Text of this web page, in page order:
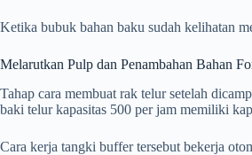
Ketika bubuk bahan baku sudah kelihatan
Melarutkan Pulp dan Penambahan Bahan
Tahap cara membuat rak telur setelah
baki telur kapasitas 500 per jam memiliki
Cara kerja tangki buffer tersebut bekerja